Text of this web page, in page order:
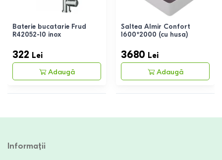
Baterie bucatarie Frud
R42052-10 inox
322 Lei
Adaugă
Saltea Almir Confort
1600*2000 (cu husa)
3680 Lei
Adaugă
Informații